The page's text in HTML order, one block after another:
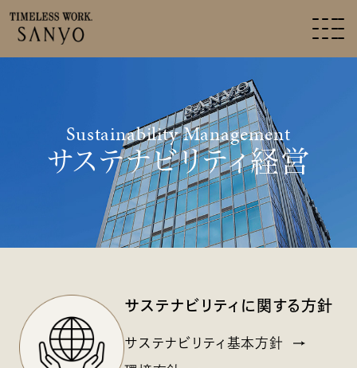
サステナビリティ経営
Sustainability Management
サステナビリティに関する方針
サステナビリティ基本方針